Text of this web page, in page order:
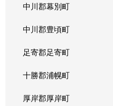
中川郡幕別町
中川郡豊頃町
足寄郡足寄町
十勝郡浦幌町
厚岸郡厚岸町